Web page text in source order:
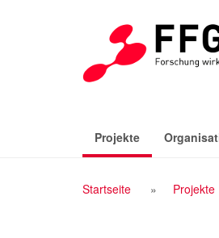
Projekte(aktiv)
Breadcrumb
Startseite Projekte